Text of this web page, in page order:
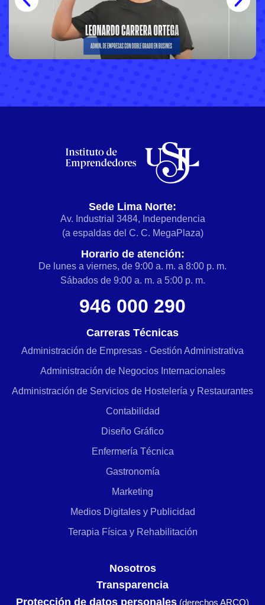
Sede Lima Norte:
Av. Industrial 3484, Independencia
(a espaldas del C. C. MegaPlaza)
Horario de atención:
De lunes a viernes, de 9:00 a. m. a 8:00 p. m.
Sábados de 9:00 a. m. a 5:00 p. m.
946 000 290
Carreras Técnicas
Administración de Empresas - Gestión Administrativa
Administración de Negocios Internacionales
Administración de Servicios de Hostelería y Restaurantes
Contabilidad
Diseño Gráfico
Enfermería Técnica
Gastronomía
Marketing
Medios Digitales y Publicidad
Terapia Física y Rehabilitación
Nosotros
Transparencia
Protección de datos personales (derechos ARCO)